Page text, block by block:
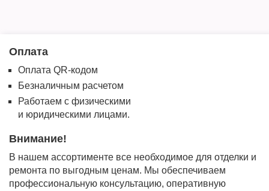
Оплата
Оплата QR-кодом
Безналичным расчетом
Работаем с физическими
и юридическими лицами.
Внимание!
В нашем ассортименте все необходимое для отделки и
ремонта по выгодным ценам. Мы обеспечиваем
профессиональную консультацию, оперативную